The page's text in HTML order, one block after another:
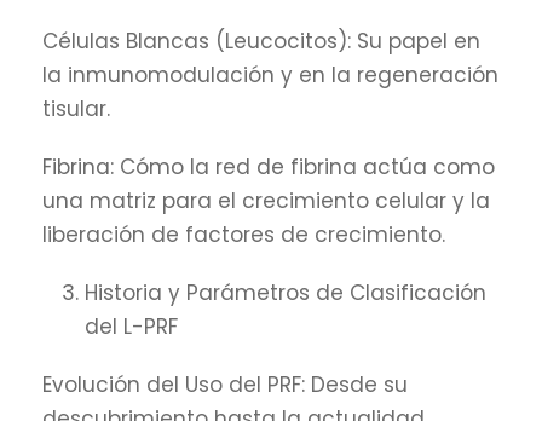
Células Blancas (Leucocitos): Su papel en
la inmunomodulación y en la regeneración
tisular.
Fibrina: Cómo la red de fibrina actúa como
una matriz para el crecimiento celular y la
liberación de factores de crecimiento.
Historia y Parámetros de Clasificación
del L-PRF
Evolución del Uso del PRF: Desde su